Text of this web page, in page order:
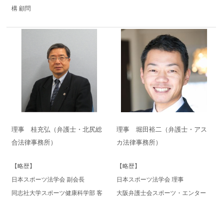
構 顧問
理事 桂充弘（弁護士・北尻総
合法律事務所）
【略歴】
日本スポーツ法学会 副会長
同志社大学スポーツ健康科学部 客
理事 堀田裕二（弁護士・アス
カ法律事務所）
【略歴】
日本スポーツ法学会 理事
大阪弁護士会スポーツ・エンター